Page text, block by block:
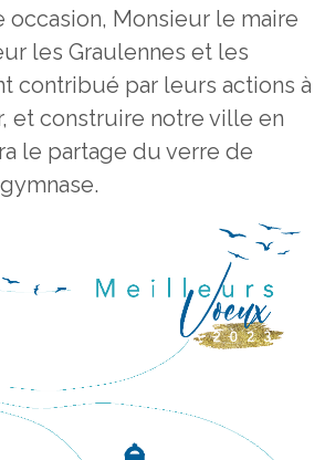
occasion, Monsieur le maire
les Graulennes et les
contribué par leurs actions à
et construire notre ville en
le partage du verre de